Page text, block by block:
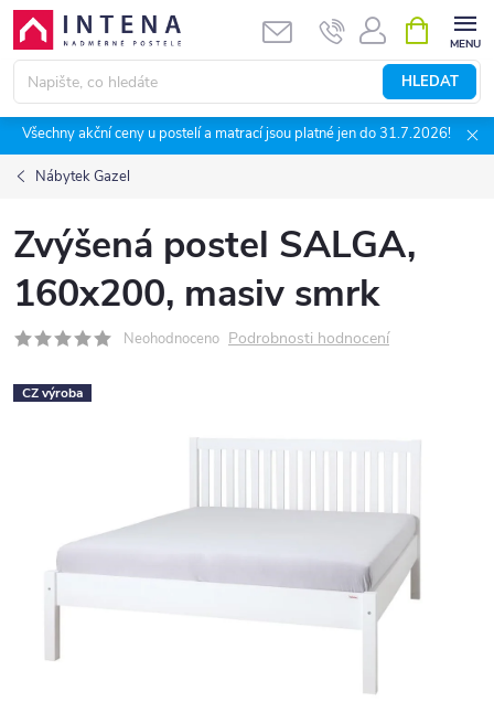
Přejít
obsah
HLEDAT
NÁKUPNÍ
KOŠÍK
Všechny akční ceny u postelí a matrací jsou platné jen do 31.7.2026!
Nábytek Gazel
Zvýšená postel SALGA,
160x200, masiv smrk
Neohodnoceno Podrobnosti hodnocení
CZ výroba